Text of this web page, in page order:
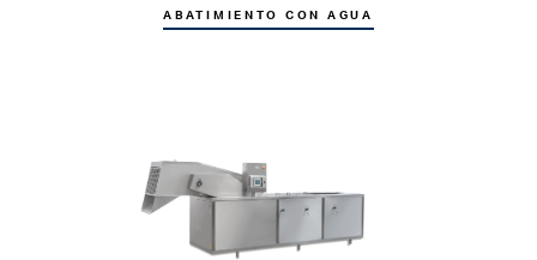
ABATIMIENTO CON AGUA